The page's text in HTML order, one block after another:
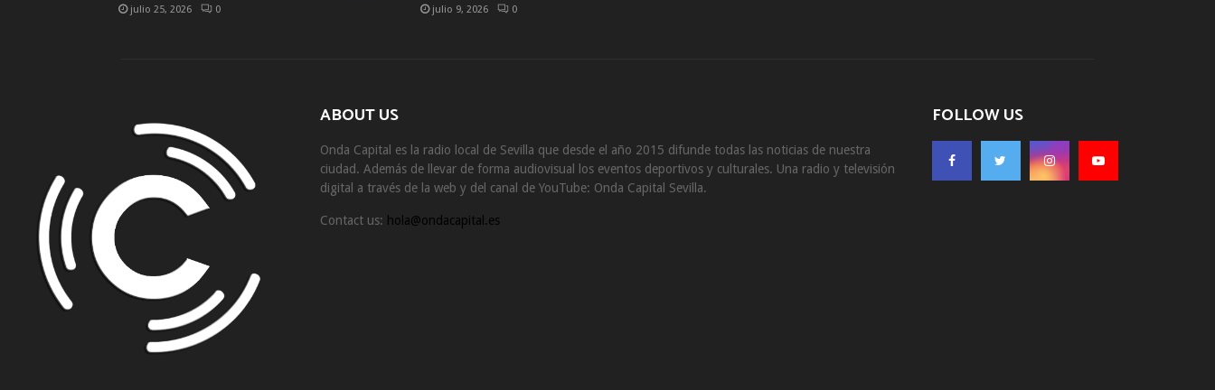
julio 25, 2026 0 julio 9, 2026 0
ABOUT US
Onda Capital es la radio local de Sevilla que desde el año 2015 difunde todas las noticias de nuestra
ciudad. Además de llevar de forma audiovisual los eventos deportivos y culturales. Una radio y televisión
digital a través de la web y del canal de YouTube: Onda Capital Sevilla.
Contact us: hola@ondacapital.es
FOLLOW US